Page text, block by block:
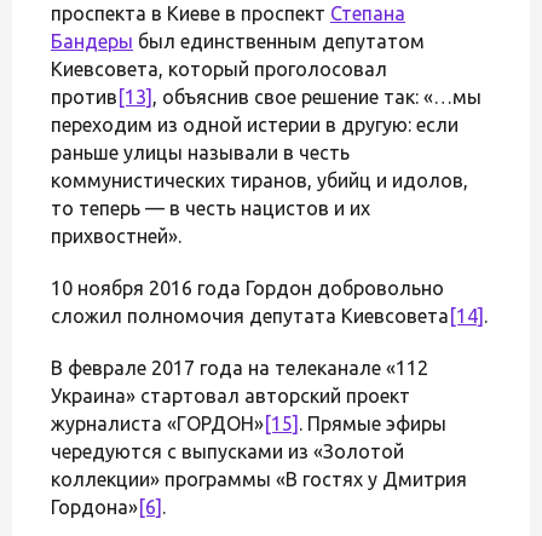
проспекта в Киеве в проспект Степана
Бандеры был единственным депутатом
Киевсовета, который проголосовал
против [13] , объяснив свое решение так: «…мы
переходим из одной истерии в другую: если
раньше улицы называли в честь
коммунистических тиранов, убийц и идолов,
то теперь — в честь нацистов и их
прихвостней».
10 ноября 2016 года Гордон добровольно
сложил полномочия депутата Киевсовета [14] .
В феврале 2017 года на телеканале «112
Украина» стартовал авторский проект
журналиста «ГОРДОН»[15] . Прямые эфиры
чередуются с выпусками из «Золотой
коллекции» программы «В гостях у Дмитрия
Гордона»[6] .